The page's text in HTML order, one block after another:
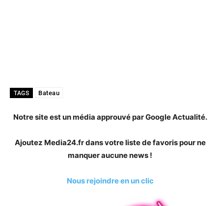
TAGS Bateau
Notre site est un média approuvé par Google Actualité.
Ajoutez Media24.fr dans votre liste de favoris pour ne
manquer aucune news !
Nous rejoindre en un clic